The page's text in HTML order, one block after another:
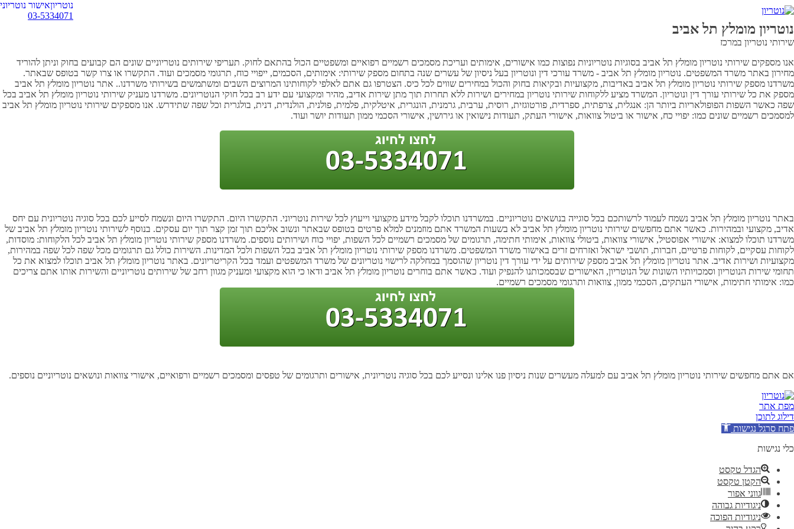
נוטריוןאישור נוטריוני
03-5334071
נוטריון מומלץ תל אביב
שירותי נוטריון במרכז
אנו מספקים שירותי נוטריון מומלץ תל אביב בסוגיות נוטריוניות נפוצות כמו אישורים, אימותים ועריכת מסמכים רשמיים רפואיים ומשפטיים הכול בהתאם לחוק. תעריפי שירותים נוטריוניים שונים הם קבועים בחוק וניתן להוריד
מחירון באתר משרד המשפטים. נוטריון מומלץ תל אביב - משרד עורכי דין ונוטריון בעל ניסיון של עשרים שנה בתחום מספק שירותי: אימותים, הסכמים, ייפויי כוח, תרגומי מסמכים ועוד. התקשרו או צרו קשר בטופס שבאתר.
משרדנו מספק שירותי נוטריון מומלץ תל אביב באדיבות, מקצועיות ובקיאות בחוק והכול במחירים שווים לכל כיס. הצטרפו גם אתם לאלפי לקוחותינו המרוצים השבים ומשתמשים בשירותי משרדנו.. אתר נוטריון מומלץ תל אביב
מספק את כל שירותי עורך דין ונוטריון. המשרד מציע ללקוחות שירותי נוטריון במחירים ושירות ללא תחרות תוך מתן שירות אדיב, מהיר ומקצועי עם ידע רב בכל חוקי הנוטריונים. משרדנו מעניק שירותי נוטריון מומלץ תל אביב בכל
שפה כאשר השפות הפופולאריות ביותר הן: אנגלית, צרפתית, ספרדית, פורטוגזית, רוסית, ערבית, גרמנית, הונגרית, איטלקית, פלמית, פולנית, הולנדית, דנית, בולגרית וכל שפה שתידרש. אנו מספקים שירותי נוטריון מומלץ תל אביב
למסמכים רשמיים שונים כמו: יפויי כח, אישור או ביטול צוואות, אישורי העתק, תעודות נישואין או גירושין, אישורי הסכמי ממון תעודות יושר ועוד.
באתר נוטריון מומלץ תל אביב נשמח לעמוד לרשותכם בכל סוגייה בנושאים נוטריוניים. במשרדנו תוכלו לקבל מידע מקצועי וייעוץ לכל שירות נוטריוני. התקשרו היום. התקשרו היום ונשמח לסייע לכם בכל סוגיה נוטריונית עם יחס
אדיב, מקצועי ובמהירות. כאשר אתם מחפשים שירותי נוטריון מומלץ תל אביב לא בשעות המשרד אתם מוזמנים למלא פרטים בטופס שבאתר ונשוב אליכם תוך זמן קצר תוך יום עסקים. בנוסף לשירותי נוטריון מומלץ תל אביב של
משרדנו תוכלו למצוא: אישורי אפוסטיל, אישורי צוואות, ביטולי צוואות, אימותי חתימה, תרגומים של מסמכים רשמיים לכל השפות, יפויי כוח ושירותים נוספים. משרדנו מספק שירותי נוטריון מומלץ תל אביב לכל הלקוחות: מוסדות,
לקוחות עסקיים, לקוחות פרטיים, חברות, תושבי ישראל ואזרחים זרים באישור משרד המשפטים. משרדנו מספק שירותי נוטריון מומלץ תל אביב בכל השפות ולכל המדינות. השירות כולל גם תרגומים מכל שפה לכל שפה במהירות,
מקצועיות ושירות אדיב. אתר נוטריון מומלץ תל אביב מספק שירותים על ידי עורך דין נוטריון שהוסמך במחלקה לרישוי נוטריונים של משרד המשפטים ועמד בכל הקריטריונים. באתר נוטריון מומלץ תל אביב תוכלו למצוא את כל
תחומי שירות הנוטריון וסמכויותיו השונות של הנוטריון, האישורים שבסמכותנו להנפיק ועוד. כאשר אתם בוחרים נוטריון מומלץ תל אביב ודאו כי הוא מקצועי ומעניק מגוון רחב של שירותים נוטריוניים והשירות אותו אתם צריכים
כמו: אימותי חתימות, אישורי העתקים, הסכמי ממון, צוואות ותרגומי מסמכים רשמיים.
אם אתם מחפשים שירותי נוטריון מומלץ תל אביב עם למעלה מעשרים שנות ניסיון פנו אלינו ונסייע לכם בכל סוגיה נוטריונית, אישורים ותרגומים של טפסים ומסמכים רשמיים ורפואיים, אישורי צוואות ונושאים נוטריוניים נוספים.
מפת אתר
דילוג לתוכן
פתח סרגל נגישות
כלי נגישות
הגדל טקסט
הקטן טקסט
גווני אפור
ניגודיות גבוהה
ניגודיות הפוכה